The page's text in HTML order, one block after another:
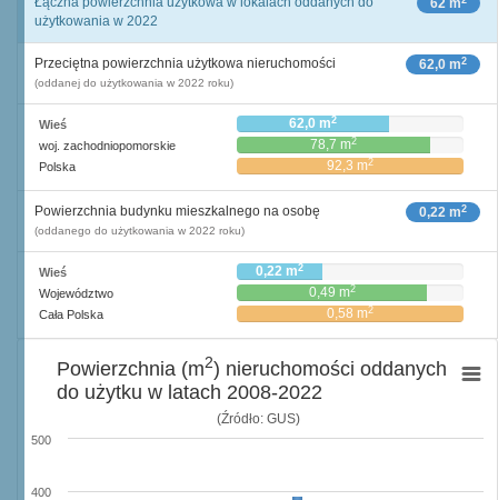
62 m
użytkowania w 2022
62,0 m2
Przeciętna powierzchnia użytkowa nieruchomości
(oddanej do użytkowania w 2022 roku)
Wieś 62,0 m2
woj. zachodniopomorskie 78,7 m2
Polska 92,3 m2
0,22 m2
Powierzchnia budynku mieszkalnego na osobę
(oddanego do użytkowania w 2022 roku)
Wieś 0,22 m2
Województwo 0,49 m2
Cała Polska 0,58 m2
(Źródło: GUS)
400
500
Powierzchnia (m2) nieruchomości oddanych
do użytku w latach 2008-2022